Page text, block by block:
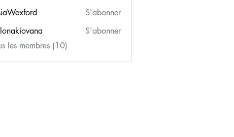
S'abonner
S'abonner
les membres (10)